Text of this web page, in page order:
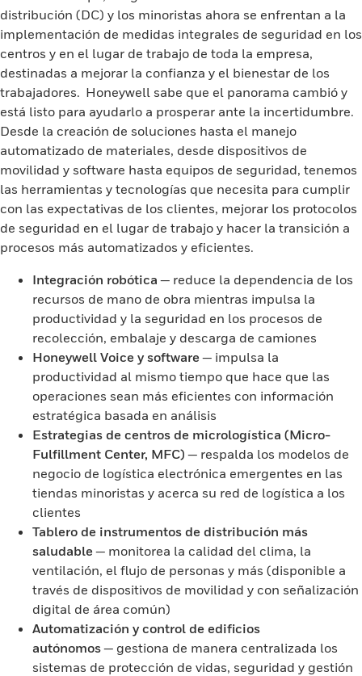
distribución (DC) y los minoristas ahora se enfrentan a la
implementación de medidas integrales de seguridad en los
centros y en el lugar de trabajo de toda la empresa,
destinadas a mejorar la confianza y el bienestar de los
trabajadores. Honeywell sabe que el panorama cambió y
está listo para ayudarlo a prosperar ante la incertidumbre.
Desde la creación de soluciones hasta el manejo
automatizado de materiales, desde dispositivos de
movilidad y software hasta equipos de seguridad, tenemos
las herramientas y tecnologías que necesita para cumplir
con las expectativas de los clientes, mejorar los protocolos
de seguridad en el lugar de trabajo y hacer la transición a
procesos más automatizados y eficientes.
Integración robótica — reduce la dependencia de los
recursos de mano de obra mientras impulsa la
productividad y la seguridad en los procesos de
recolección, embalaje y descarga de camiones
Honeywell Voice y software — impulsa la
productividad al mismo tiempo que hace que las
operaciones sean más eficientes con información
estratégica basada en análisis
Estrategias de centros de micrologística (Micro-
Fulfillment Center, MFC) — respalda los modelos de
negocio de logística electrónica emergentes en las
tiendas minoristas y acerca su red de logística a los
clientes
Tablero de instrumentos de distribución más
saludable — monitorea la calidad del clima, la
ventilación, el flujo de personas y más (disponible a
través de dispositivos de movilidad y con señalización
digital de área común)
Automatización y control de edificios
autónomos— gestiona de manera centralizada los
sistemas de protección de vidas, seguridad y gestión